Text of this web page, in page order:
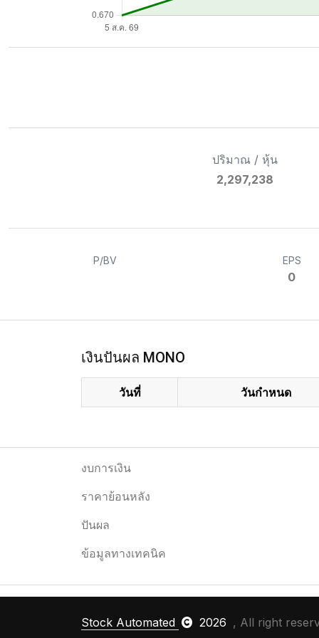
ปริมาณ / หุ้น
2,297,238
P/BV EPS
0
เงินปันผล MONO
วันที่ วันกำหนด
งบการเงิน
ราคาย้อนหลัง
ปันผล
ข้อมูลทางเทคนิค
Stock Automated 2026 , All right